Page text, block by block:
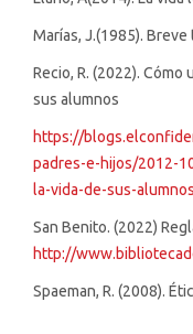
Marías, J.(1985).
Recio, R. (2022).
sus alumnos
https://
padres-e-hijos/2012-
la-vida-de-sus-
San Benito. (2022)
http://
Spaeman, R. (2008).